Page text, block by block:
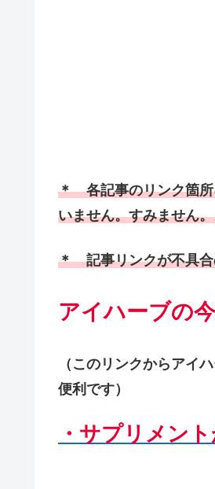
＊ 各記事のリンク箇所
いません。すみません
＊ 記事リンクが不具合
アイハーブの
（このリンクからアイ
便利です）
・サプリメン